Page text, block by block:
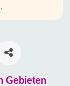
Gebieten